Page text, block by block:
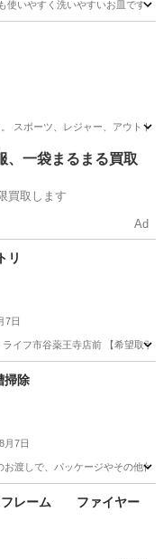
やすく洗いやすいお皿です 同
スポーツ、レジャー、アウト
、一袋まるまる買取
買取します
Ad
リ
7日
イフ市谷薬王寺店前 【希望取
掃除
8月7日
渡しで、パッケージやその他付
フレーム ファイヤー